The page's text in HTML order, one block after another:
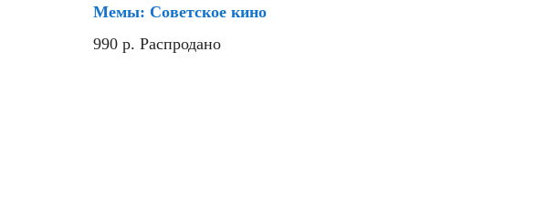
Мемы: Советское кино
990 р. Распродано